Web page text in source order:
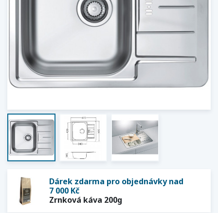
Dárek zdarma pro objednávky nad
7 000 Kč
Zrnková káva 200g